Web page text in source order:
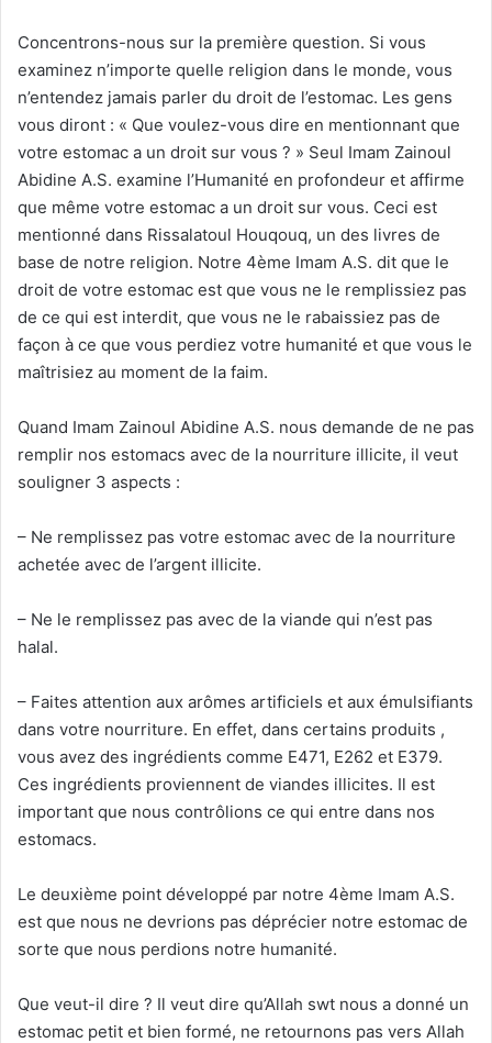
Concentrons-nous sur la première question. Si vous
examinez n’importe quelle religion dans le monde, vous
n’entendez jamais parler du droit de l’estomac. Les gens
vous diront : « Que voulez-vous dire en mentionnant que
votre estomac a un droit sur vous ? » Seul Imam Zainoul
Abidine A.S. examine l’Humanité en profondeur et affirme
que même votre estomac a un droit sur vous. Ceci est
mentionné dans Rissalatoul Houqouq, un des livres de
base de notre religion. Notre 4ème Imam A.S. dit que le
droit de votre estomac est que vous ne le remplissiez pas
de ce qui est interdit, que vous ne le rabaissiez pas de
façon à ce que vous perdiez votre humanité et que vous le
maîtrisiez au moment de la faim.
Quand Imam Zainoul Abidine A.S. nous demande de ne pas
remplir nos estomacs avec de la nourriture illicite, il veut
souligner 3 aspects :
– Ne remplissez pas votre estomac avec de la nourriture
achetée avec de l’argent illicite.
– Ne le remplissez pas avec de la viande qui n’est pas
halal.
– Faites attention aux arômes artificiels et aux émulsifiants
dans votre nourriture. En effet, dans certains produits ,
vous avez des ingrédients comme E471, E262 et E379.
Ces ingrédients proviennent de viandes illicites. Il est
important que nous contrôlions ce qui entre dans nos
estomacs.
Le deuxième point développé par notre 4ème Imam A.S.
est que nous ne devrions pas déprécier notre estomac de
sorte que nous perdions notre humanité.
Que veut-il dire ? Il veut dire qu’Allah swt nous a donné un
estomac petit et bien formé, ne retournons pas vers Allah